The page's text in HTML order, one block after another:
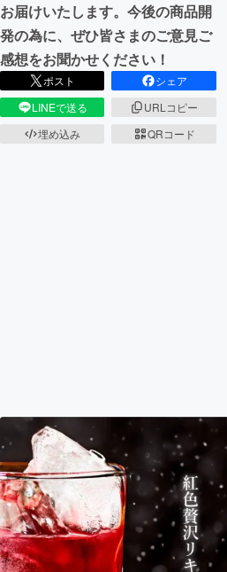
お届けいたします。今後の商品開
発の為に、ぜひ皆さまのご意見ご
感想をお聞かせください！
ポスト
シェア
LINEで送る
URLコピー
埋め込み
QRコード